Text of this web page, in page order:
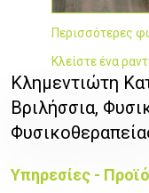
Περισσότερες
Κλείστε ένα
Κλημεντιώτη
Βριλήσσια,
Υπηρεσίες -